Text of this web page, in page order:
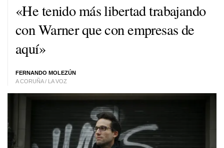
«He tenido más libertad trabajando
con Warner que con empresas de
aquí»
FERNANDO MOLEZÚN
A CORUÑA / LA VOZ